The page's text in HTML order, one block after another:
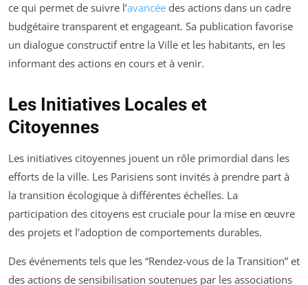
ce qui permet de suivre l’avancée des actions dans un cadre
budgétaire transparent et engageant. Sa publication favorise
un dialogue constructif entre la Ville et les habitants, en les
informant des actions en cours et à venir.
Les Initiatives Locales et
Citoyennes
Les initiatives citoyennes jouent un rôle primordial dans les
efforts de la ville. Les Parisiens sont invités à prendre part à
la transition écologique à différentes échelles. La
participation des citoyens est cruciale pour la mise en œuvre
des projets et l’adoption de comportements durables.
Des événements tels que les “Rendez-vous de la Transition” et
des actions de sensibilisation soutenues par les associations